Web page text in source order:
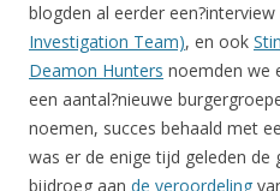
blogden al eerder
Investigation Team), en ook
Deamon Hunters noemden we
een aantal?nieuwe
noemen, succes behaald met
was er de enige tijd geleden de
bijdroeg aan de veroordeling